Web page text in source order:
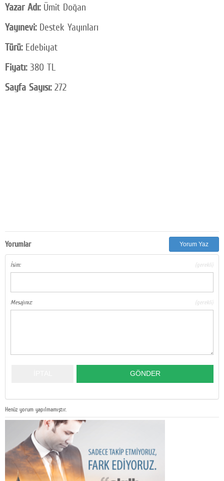
Yazar Adı:Ümit Doğan
Yayınevi: Destek Yayınları
Türü:Edebiyat
Fiyatı: 380 TL
Sayfa Sayısı: 272
Yorumlar Yorum Yaz
İsim: (gerekli)
Mesajınız: (gerekli)
Henüz yorum yapılmamıştır.